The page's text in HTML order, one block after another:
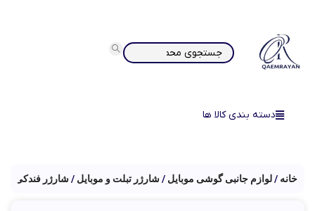
دسته بندی کالا ها
خانه لوازم جانبی گوشی موبایل شارژر تبلت و موبایل شارژر فندکی